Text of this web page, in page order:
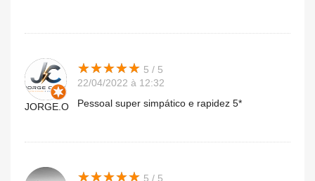
JORGE.O
★★★★★
★★★★★ 5 / 5
22/04/2022 à 12:32
Pessoal super simpático e rapidez 5*
★★★★★
★★★★★ 5 / 5